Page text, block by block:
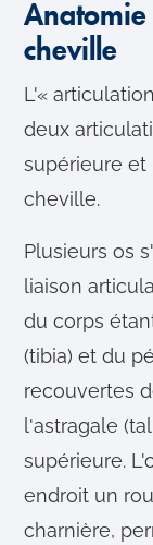
cheville
L'«
deux
supérieure
cheville.
Plusieurs os
liaison
du corps
(tibia) et du
recouvertes
l'astragale
supérieure.
endroit un
charnière,